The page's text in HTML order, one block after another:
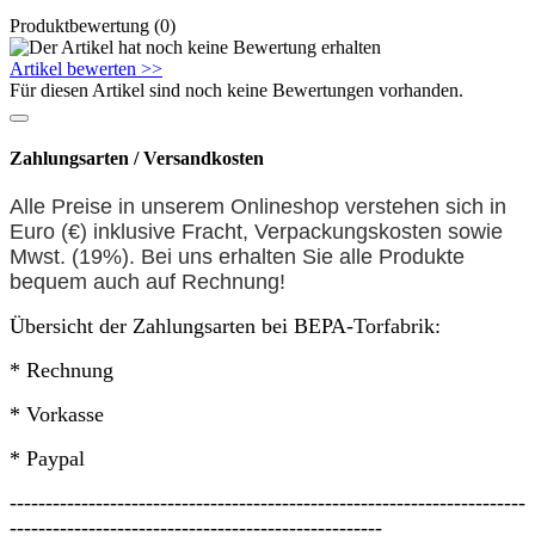
Produktbewertung (0)
Artikel bewerten >>
Für diesen Artikel sind noch keine Bewertungen vorhanden.
Zahlungsarten / Versandkosten
Alle Preise in unserem Onlineshop verstehen sich in
Euro (€) inklusive Fracht, Verpackungskosten sowie
Mwst. (19%). Bei uns erhalten Sie alle Produkte
bequem auch auf Rechnung!
Übersicht der Zahlungsarten bei BEPA-Torfabrik:
* Rechnung
* Vorkasse
* Paypal
------------------------------------------------------------------------
----------------------------------------------------